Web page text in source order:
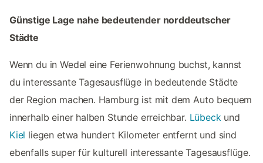
Günstige Lage nahe bedeutender norddeutscher
Städte
Wenn du in Wedel eine Ferienwohnung buchst, kannst
du interessante Tagesausflüge in bedeutende Städte
der Region machen. Hamburg ist mit dem Auto bequem
innerhalb einer halben Stunde erreichbar. Lübeckund
Kiel liegen etwa hundert Kilometer entfernt und sind
ebenfalls super für kulturell interessante Tagesausflüge.